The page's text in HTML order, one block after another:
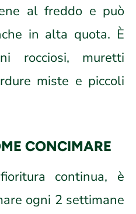
al freddo e può
in alta quota. È
rocciosi, muretti
miste e piccoli
CONCIMARE
continua, è
ogni 2 settimane